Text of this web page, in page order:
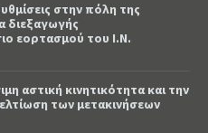
στην πόλη της
διεξαγωγής
εορτασμού του Ι.Ν.
αστική κινητικότητα και την
των μετακινήσεων